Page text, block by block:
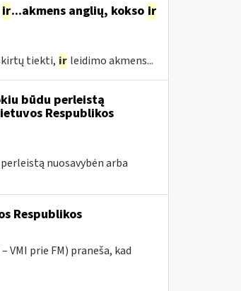
ir...akmens anglių, kokso ir
tiekti, ir leidimo akmens...
būdu perleistą
Respublikos
nuosavybėn arba
Respublikos
VMI prie FM) praneša, kad